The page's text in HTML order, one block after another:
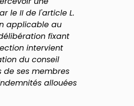
le II de l'article L.
applicable au
fixant
intervient
du conseil
ses membres
allouées